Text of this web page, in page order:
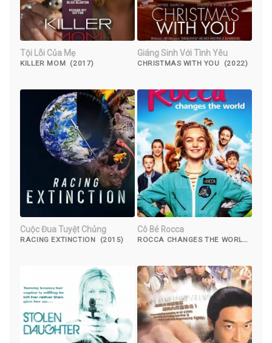
Tội Lỗi Của Mẹ
KILLER MOM (2017)
Giáng Sinh Với Tình Yêu
CHRISTMAS WITH YOU (2022)
Cuộc Đua Tuyệt Chủng
RACING EXTINCTION (2015)
Cô Bé Rocca
ROCCA CHANGES THE WORLD